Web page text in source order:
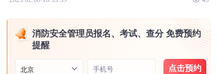
消防安全管理员报名、考试、查分 免费预约
提醒
北京 手机号 点击预约